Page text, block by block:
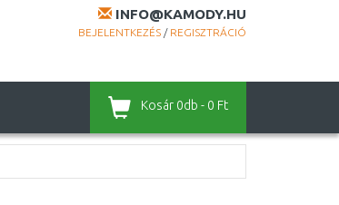
INFO@KAMODY.HU
BEJELENTKEZÉS / REGISZTRÁCIÓ
Kosár 0db - 0 Ft